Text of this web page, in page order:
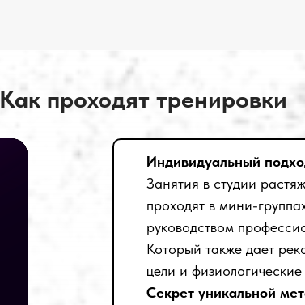
Как проходят тренировки
Индивидуальный
Занятия в студии
проходят в мини-
руководством
Который также дает
цели и
Секрет уникальной